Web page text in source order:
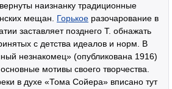
наизнанку традиционные
мещан. Горькое разочарование в
заставляет позднего Т. обнажать
с детства идеалов и норм. В
незнакомец» (опубликована 1916)
мотивы своего творчества.
в духе «Тома Сойера» вписано тут